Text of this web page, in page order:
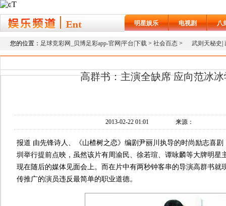
明星娱乐 电视剧 八
您的位置： 足球竞彩网_贝博足彩app-官网|平台|下载 > 社会百态 > 武则天秘史
高群书：主演全缺席 应向范冰冰
2013-02-22 01:01 来源：
报道 由先锋诗人、《山楂树之恋》编剧尹丽川执导的时尚励志喜
圳举行提前点映，虽然该片有周渝民、徐若瑄、谭咏麟等大牌明星
现在随后的媒体见面会上。而在片中有两秒钟客串的导演高群书就
传推广的演员违反最简单的职业道德。